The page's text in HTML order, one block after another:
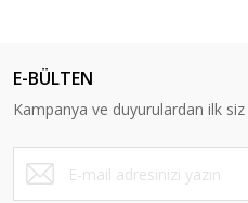
E-BÜLTEN
Kampanya ve duyurulardan ilk